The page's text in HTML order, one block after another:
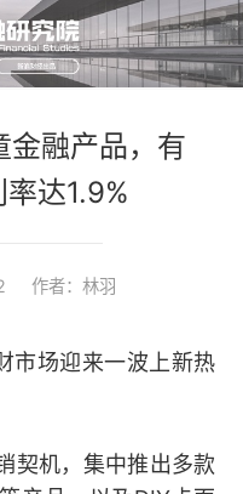
金融产品，有
达1.9%
作者：林羽
市场迎来一波上新热
契机，集中推出多款